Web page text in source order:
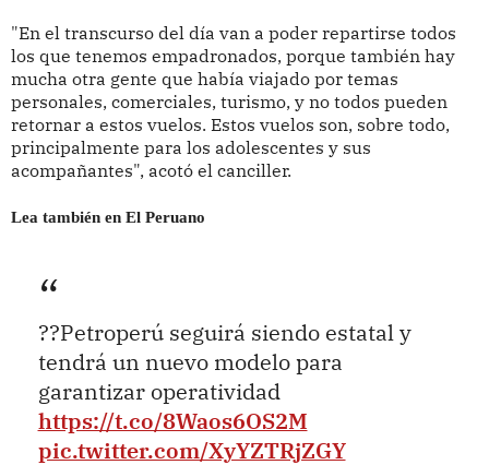
"En el transcurso del día van a poder repartirse todos
los que tenemos empadronados, porque también hay
mucha otra gente que había viajado por temas
personales, comerciales, turismo, y no todos pueden
retornar a estos vuelos. Estos vuelos son, sobre todo,
principalmente para los adolescentes y sus
acompañantes", acotó el canciller.
Lea también en El Peruano
??Petroperú seguirá siendo estatal y
tendrá un nuevo modelo para
garantizar operatividad
https://t.co/8Waos6OS2M
pic.twitter.com/XyYZTRjZGY